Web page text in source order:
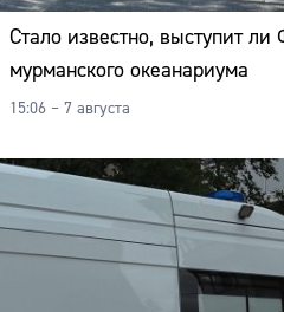
Стало известно, выступит
мурманского океанариума
15:06 – 7 августа